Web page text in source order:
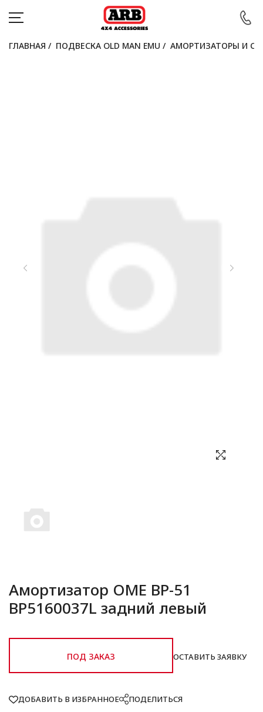
Войти
ГЛАВНАЯ / ПОДВЕСКА OLD MAN EMU / АМОРТИЗАТОРЫ И
Амортизатор OME BP-51
BP5160037L задний левый
ПОД ЗАКАЗ ОСТАВИТЬ ЗАЯВКУ
ДОБАВИТЬ В ИЗБРАННОЕ ПОДЕЛИТЬСЯ